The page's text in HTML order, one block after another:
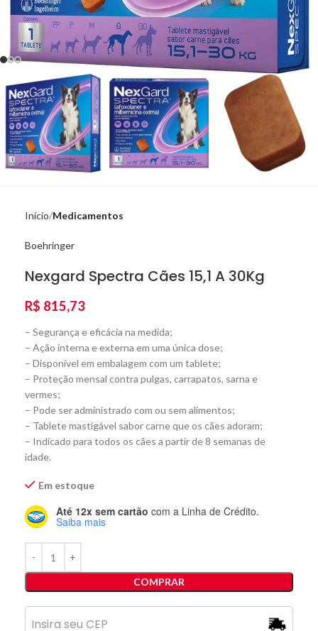
Início Medicamentos
Boehringer
Nexgard Spectra Cães 15,1 A 30Kg
R$ 815,73
– Segurança e eficácia na medida;
– Ação interna e externa em uma única dose;
– Disponível em embalagem com um tablete;
– Proteção mensal contra pulgas, carrapatos, sarna e
vermes;
– Pode ser administrado com ou sem alimentos;
– Tablete mastigável sabor carne que os cães adoram;
– Indicado para todos os cães a partir de 8 semanas de
idade.
Em estoque
Até 12x sem cartão com a Linha de Crédito.
Saiba mais
COMPRAR